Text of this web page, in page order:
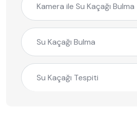
Kamera ile Su Kaçağı Bulma
Su Kaçağı Bulma
Su Kaçağı Tespiti